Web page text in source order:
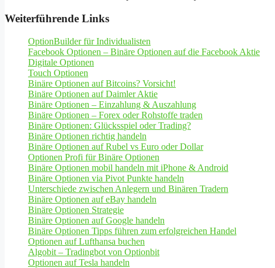
Weiterführende Links
OptionBuilder für Individualisten
Facebook Optionen – Binäre Optionen auf die Facebook Aktie
Digitale Optionen
Touch Optionen
Binäre Optionen auf Bitcoins? Vorsicht!
Binäre Optionen auf Daimler Aktie
Binäre Optionen – Einzahlung & Auszahlung
Binäre Optionen – Forex oder Rohstoffe traden
Binäre Optionen: Glücksspiel oder Trading?
Binäre Optionen richtig handeln
Binäre Optionen auf Rubel vs Euro oder Dollar
Optionen Profi für Binäre Optionen
Binäre Optionen mobil handeln mit iPhone & Android
Binäre Optionen via Pivot Punkte handeln
Unterschiede zwischen Anlegern und Binären Tradern
Binäre Optionen auf eBay handeln
Binäre Optionen Strategie
Binäre Optionen auf Google handeln
Binäre Optionen Tipps führen zum erfolgreichen Handel
Optionen auf Lufthansa buchen
Algobit – Tradingbot von Optionbit
Optionen auf Tesla handeln